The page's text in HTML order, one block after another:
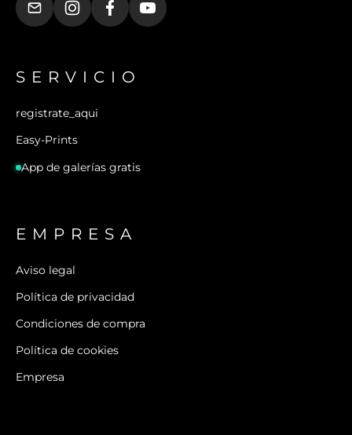
SERVICIO
registrate_aqui
Easy-Prints
App de galerías gratis
EMPRESA
Aviso legal
Política de privacidad
Condiciones de compra
Política de cookies
Empresa